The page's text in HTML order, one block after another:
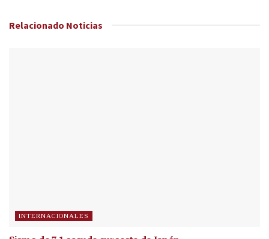
Relacionado Noticias
INTERNACIONALES